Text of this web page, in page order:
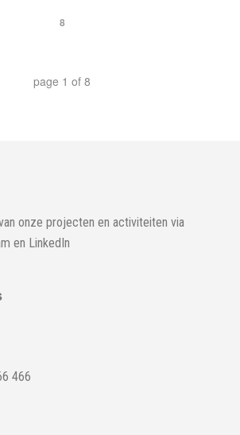
8
page 1 of 8
onze projecten en activiteiten via
en LinkedIn
466